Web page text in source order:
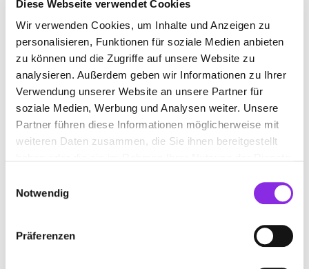
Diese Webseite verwendet Cookies
Wir verwenden Cookies, um Inhalte und Anzeigen zu
personalisieren, Funktionen für soziale Medien anbieten
zu können und die Zugriffe auf unsere Website zu
analysieren. Außerdem geben wir Informationen zu Ihrer
Verwendung unserer Website an unsere Partner für
soziale Medien, Werbung und Analysen weiter. Unsere
Partner führen diese Informationen möglicherweise mit
weiteren Daten zusammen, die Sie ihnen bereitgestellt
Notwendig
Präferenzen
BILDUNG & MEDIEN
EINKAUFEN & SHOPPEN
ESSEN & TRINKEN
GESUNDHEIT & MEDIZIN
RECHT & GELD
SPORT & FREIZEIT